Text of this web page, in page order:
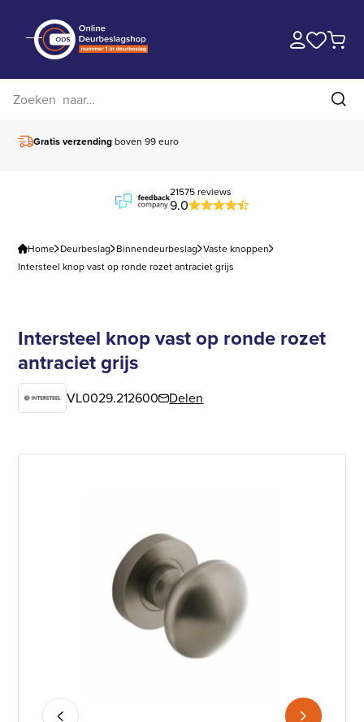
Vóór 15.00 besteld,vandaag verzonden
21575 reviews
9.0
Home Deurbeslag Binnendeurbeslag Vaste knoppen
Intersteel knop vast op ronde rozet antraciet grijs
Intersteel knop vast op ronde rozet
antraciet grijs
VL0029.212600 Delen